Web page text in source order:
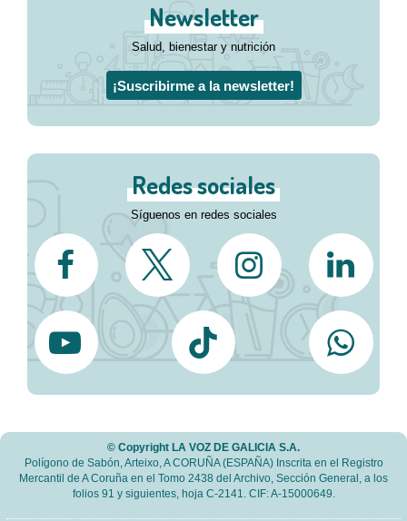
Newsletter
Salud, bienestar y nutrición
¡Suscribirme a la newsletter!
Redes sociales
Síguenos en redes sociales
© Copyright LA VOZ DE GALICIA S.A.
Polígono de Sabón, Arteixo, A CORUÑA (ESPAÑA) Inscrita en el Registro
Mercantil de A Coruña en el Tomo 2438 del Archivo, Sección General, a los
folios 91 y siguientes, hoja C-2141. CIF: A-15000649.